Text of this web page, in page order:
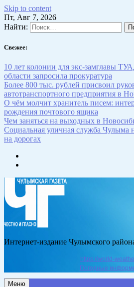
Skip to content
Пт, Авг 7, 2026
Найти:
Свежее:
10 лет колонии для экс-замглавы
области запросила прокуратура
Более 800 тыс. рублей присвоил
автотранспортного предприятия в
О чём молчит хранитель писем:
рождения почтового ящика
Чем заняться на выходных в
Социальная уличная служба Чулыма
на дорогах
Интернет-издание Чулымского
https://world-
Погодные
Меню